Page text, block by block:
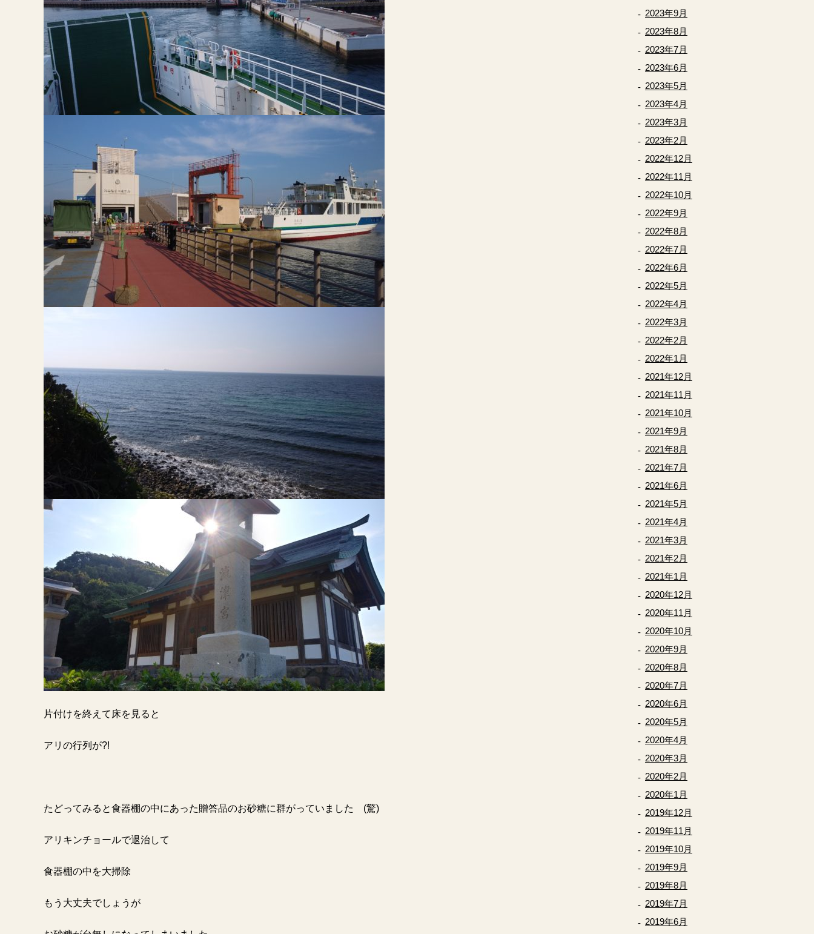
片付けを終えて床を見ると
アリの行列が?!
たどってみると食器棚の中にあった贈答品のお砂糖に群がっていました (驚)
アリキンチョールで退治して
食器棚の中を大掃除
もう大丈夫でしょうが
2023年9月
2023年8月
2023年7月
2023年6月
2023年5月
2023年4月
2023年3月
2023年2月
2022年12月
2022年11月
2022年10月
2022年9月
2022年8月
2022年7月
2022年6月
2022年5月
2022年4月
2022年3月
2022年2月
2022年1月
2021年12月
2021年11月
2021年10月
2021年9月
2021年8月
2021年7月
2021年6月
2021年5月
2021年4月
2021年3月
2021年2月
2021年1月
2020年12月
2020年11月
2020年10月
2020年9月
2020年8月
2020年7月
2020年6月
2020年5月
2020年4月
2020年3月
2020年2月
2020年1月
2019年12月
2019年11月
2019年10月
2019年9月
2019年8月
2019年7月
2019年6月